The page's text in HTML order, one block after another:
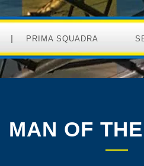
PRIMA SQUADRA
MAN OF